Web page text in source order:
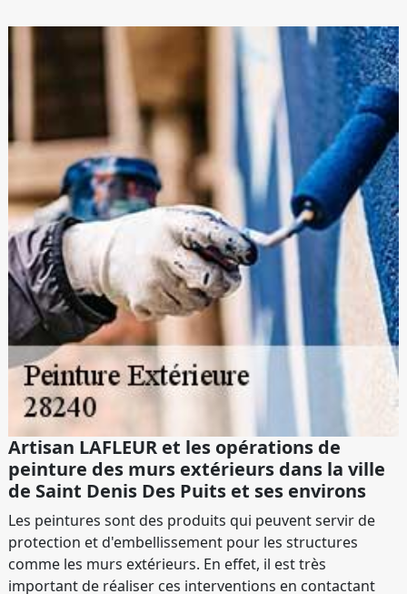
Artisan LAFLEUR et les opérations de
peinture des murs extérieurs dans la ville
de Saint Denis Des Puits et ses environs
Les peintures sont des produits qui peuvent servir de
protection et d'embellissement pour les structures
comme les murs extérieurs. En effet, il est très
important de réaliser ces interventions en contactant